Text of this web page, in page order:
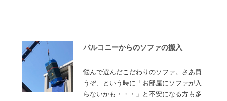
バルコニーからのソファの搬入
悩んで選んだこだわりのソファ。さあ買
うぞ、という時に「お部屋にソファが入
らないかも・・・」と不安になる方も多